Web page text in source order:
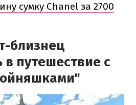
сумку Chanel за 2700
близнец
в путешествие с